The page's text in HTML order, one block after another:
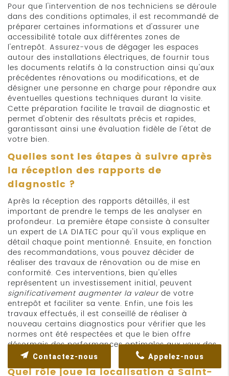
Pour que l'intervention de nos techniciens se déroule
dans des conditions optimales, il est recommandé de
préparer certaines informations et d'assurer une
accessibilité totale aux différentes zones de
l'entrepôt. Assurez-vous de dégager les espaces
autour des installations électriques, de fournir tous
les documents relatifs à la construction ainsi qu'aux
précédentes rénovations ou modifications, et de
désigner une personne en charge pour répondre aux
éventuelles questions techniques durant la visite.
Cette préparation facilite le travail de diagnostic et
permet d'obtenir des résultats précis et rapides,
garantissant ainsi une évaluation fidèle de l'état de
votre bien.
Quelles sont les étapes à suivre après
la réception des rapports de
diagnostic ?
Après la réception des rapports détaillés, il est
important de prendre le temps de les analyser en
profondeur. La première étape consiste à consulter
un expert de LA DIATEC pour qu'il vous explique en
détail chaque point mentionné. Ensuite, en fonction
des recommandations, vous pouvez décider de
réaliser des travaux de rénovation ou de mise en
conformité. Ces interventions, bien qu'elles
représentent un investissement initial, peuvent
significativement augmenter la valeurde votre
entrepôt et faciliter sa vente. Enfin, une fois les
travaux effectués, il est conseillé de réaliser à
nouveau certains diagnostics pour vérifier que les
normes ont été respectées et que le bien offre
désormais des performances optimales aux yeux des
acquéreurs potentiels.
Quel rôle joue la localisation à Saint-
Appelez-nous
Contactez-nous